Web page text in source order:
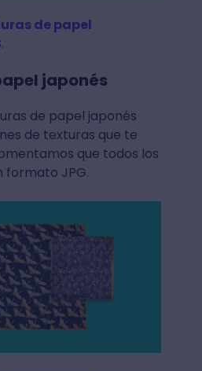
de papel
.
japonés
de papel japonés
de texturas que te
que todos los
formato JPG.